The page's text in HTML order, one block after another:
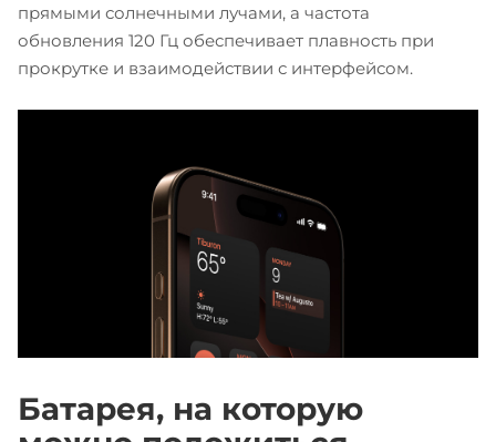
прямыми солнечными лучами, а частота
обновления 120 Гц обеспечивает плавность при
прокрутке и взаимодействии с интерфейсом.
Батарея, на которую